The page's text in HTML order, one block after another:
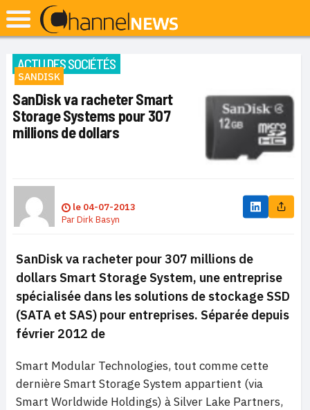
ACTU DES SOCIÉTÉS
SANDISK
SanDisk va racheter Smart
Storage Systems pour 307
millions de dollars
le 04-07-2013
ParDirk Basyn
SanDisk va racheter pour 307 millions de
dollars Smart Storage System, une entreprise
spécialisée dans les solutions de stockage SSD
(SATA et SAS) pour entreprises. Séparée depuis
février 2012 de
Smart Modular Technologies, tout comme cette
dernière Smart Storage System appartient (via
Smart Worldwide Holdings) à Silver Lake Partners,